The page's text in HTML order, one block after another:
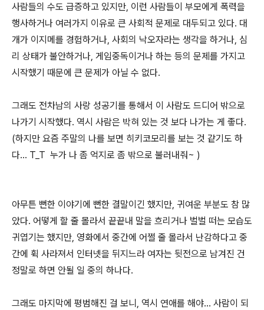
사람들의 수도 급증하고 있지만, 이런 사람들이 부모에게 폭력을
행사하거나 여러가지 이유로 큰 사회적 문제로 대두되고 있다. 대
개가 이지메를 경험하거나, 사회의 낙오자라는 생각을 하거나, 심
리 상태가 불안하거나, 게임중독이거나 하는 등의 문제를 가지고
시작했기 때문에 큰 문제가 아닐 수 없다.
그래도 전차남의 사랑 성공기를 통해서 이 사람도 드디어 밖으로
나가기 시작했다. 역시 사람은 박혀 있는 것 보다 나가는 게 좋다.
(하지만 요즘 주말의 나를 보면 히키코모리를 보는 것 같기도 하
다... T_T 누가 나 좀 억지로 좀 밖으로 불러내줘~ )
아무튼 뻔한 이야기에 뻔한 결말이긴 했지만, 귀여운 부분도 참 많
았다. 어떻게 할 줄 몰라서 끝끝내 말을 흐리거나 벌벌 떠는 모습도
귀엽기는 했지만, 영화에서 중간에 어쩔 줄 몰라서 난감하다고 중
간에 휙 사라져서 인터넷을 뒤지느라 여자는 뒷전으로 남겨진 건
정말로 하면 안될 일 중의 하나다.
그래도 마지막에 평범해진 걸 보니, 역시 연애를 해야... 사람이 되